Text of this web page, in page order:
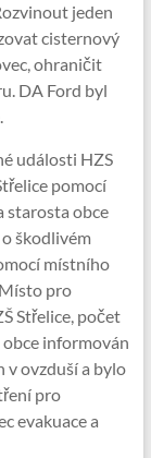
jeden
cisternový
ohraničit
DA Ford byl
události HZS
pomocí
starosta obce
škodlivém
místního
pro
Střelice, počet
informován
v ovzduší a bylo
pro
evakuace a